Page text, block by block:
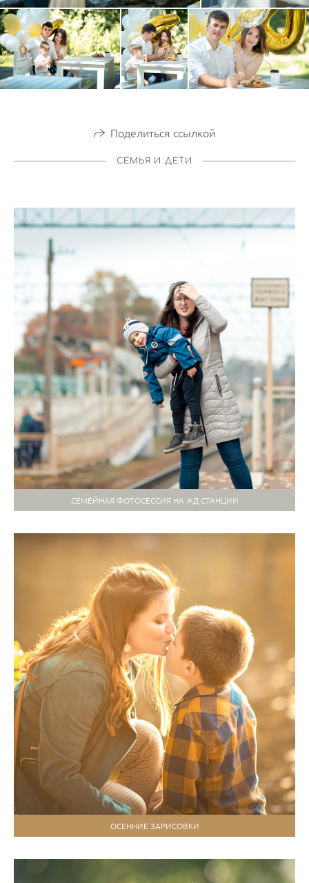
Поделиться ссылкой
СЕМЬЯ И ДЕТИ
СЕМЕЙНАЯ ФОТОСЕССИЯ НА ЖД СТАНЦИИ
ОСЕННИЕ ЗАРИСОВКИ